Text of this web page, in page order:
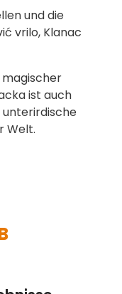
und die
vrilo, Klanac
magischer
ist auch
Welt.